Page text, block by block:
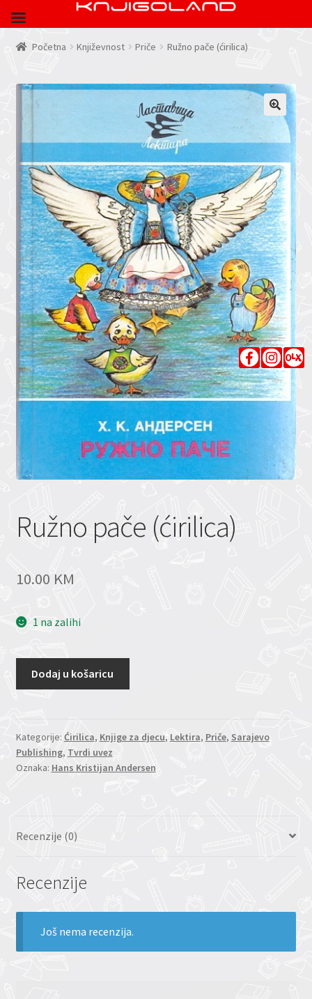
Početna Književnost Priče Ružno pače (ćirilica)
Ružno pače (ćirilica)
10.00 KM
1 na zalihi
Dodaj u košaricu
Kategorije: Ćirilica, Knjige za djecu, Lektira, Priče, Sarajevo
Publishing, Tvrdi uvez
Oznaka: Hans Kristijan Andersen
Recenzije (0)
Recenzije
Još nema recenzija.